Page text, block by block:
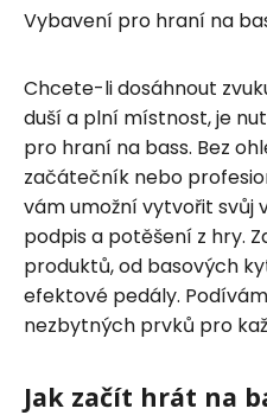
Vybavení pro hraní na
Chcete-li dosáhnout
duší a plní místnost, je
pro hraní na bass. Bez
začátečník nebo
vám umožní vytvořit svůj
podpis a potěšení z hry.
produktů, od basových
efektové pedály.
nezbytných prvků pro
Jak začít hrát na